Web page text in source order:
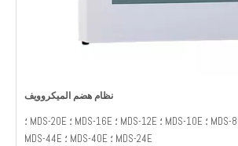
نظام هضم الميكروويف
النموذج: MDS-6E ؛ MDS-8E ؛ MDS-10E ؛ MDS-12E ؛ MDS-16E ؛ MDS-20E ؛
MDS-24E ؛ MDS-40E ؛ MDS-44E